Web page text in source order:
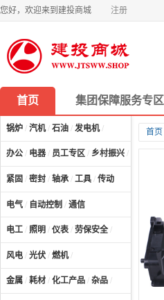
您好，欢迎来到建投商城 注册
首页 集团保障服务专区
锅炉 / 汽机/ 石油 / 发电机/
办公 / 电器 / 员工专区 / 乡村振兴 /
紧固 / 密封 / 轴承 / 工具 / 传动
电气 / 自动控制 / 通信
电工 / 照明 / 仪表 / 劳保安全 /
风电 / 光伏 / 燃机/
金属 / 耗材 / 化工产品 / 杂品 /
首页